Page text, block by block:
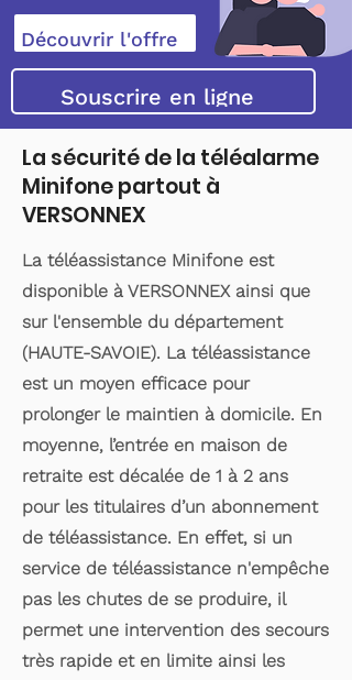
Découvrir l'offre
Souscrire en ligne
La sécurité de la téléalarme
Minifone partout à
VERSONNEX
La téléassistance Minifone est
disponible à VERSONNEX ainsi que
sur l'ensemble du département
(HAUTE-SAVOIE). La téléassistance
est un moyen efficace pour
prolonger le maintien à domicile. En
moyenne, l’entrée en maison de
retraite est décalée de 1 à 2 ans
pour les titulaires d’un abonnement
de téléassistance. En effet, si un
service de téléassistance n'empêche
pas les chutes de se produire, il
permet une intervention des secours
très rapide et en limite ainsi les